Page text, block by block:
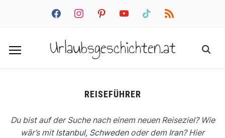
facebookinstagrampinterestyoutube tiktok rss
Urlaubsgeschichten.at
REISEFÜHRER
Du bist auf der Suche nach einem neuen Reiseziel? Wie
wär’s mit Istanbul, Schwedenoder dem Iran? Hier